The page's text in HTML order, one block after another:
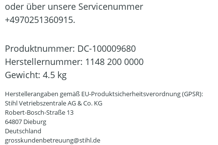
oder über unsere Servicenummer
+4970251360915.
Produktnummer: DC-100009680
Herstellernummer: 1148 200 0000
Gewicht: 4.5 kg
Herstellerangaben gemäß EU-Produktsicherheitsverordnung (GPSR):
Stihl Vetriebszentrale AG & Co. KG
Robert-Bosch-Straße 13
64807 Dieburg
Deutschland
grosskundenbetreuung@stihl.de